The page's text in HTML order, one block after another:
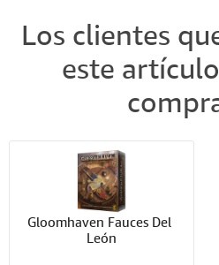
Los clientes
este
Gloomhaven Fauces Del
León